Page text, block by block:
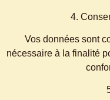
4.
Vos données sont
nécessaire à la finalité